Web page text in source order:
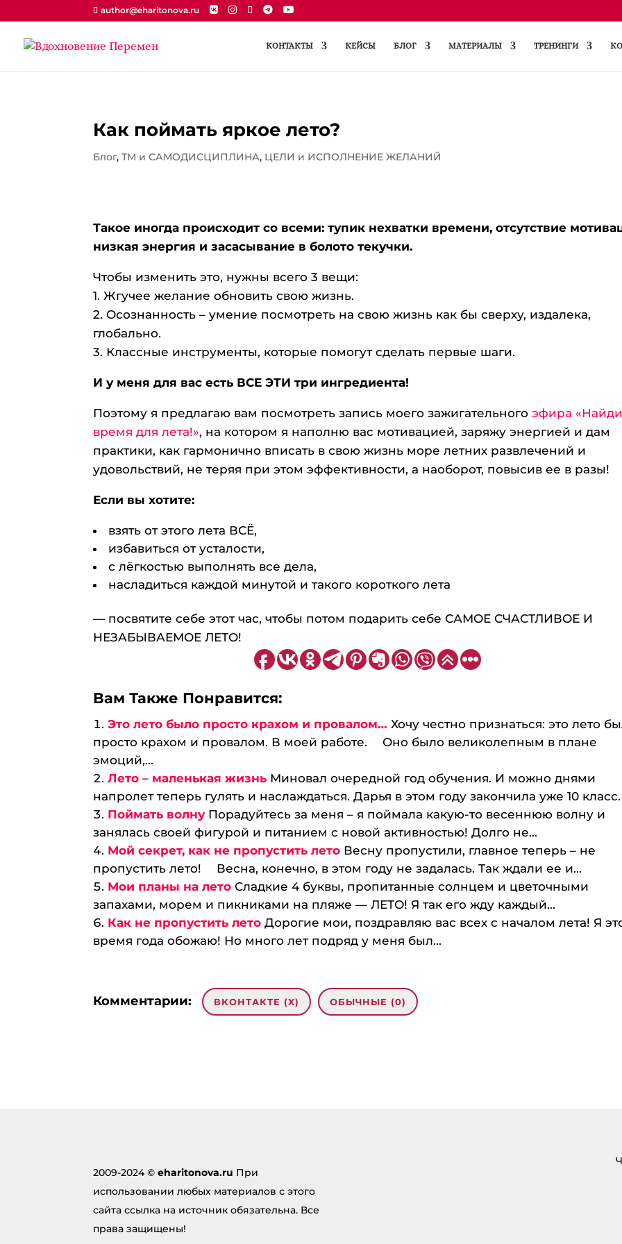
author@eharitonova.ru
КОНТАКТЫ КЕЙСЫ БЛОГ МАТЕРИАЛЫ ТРЕНИНГИ
Как поймать яркое лето?
Блог,ТМ и САМОДИСЦИПЛИНА, ЦЕЛИ и ИСПОЛНЕНИЕ ЖЕЛАНИЙ
Такое иногда происходит со всеми: тупик нехватки времени, отсутствие
низкая энергия и засасывание в болото текучки.
Чтобы изменить это, нужны всего 3 вещи:
1. Жгучее желание обновить свою жизнь.
2. Осознанность – умение посмотреть на свою жизнь как бы сверху, издалека,
глобально.
3. Классные инструменты, которые помогут сделать первые шаги.
И у меня для вас есть ВСЕ ЭТИ три ингредиента!
Поэтому я предлагаю вам посмотреть запись моего зажигательногоэфира «Найди
время для лета!», на котором я наполню вас мотивацией, заряжу энергией и дам
практики, как гармонично вписать в свою жизнь море летних развлечений и
удовольствий, не теряя при этом эффективности, а наоборот, повысив ее в разы!
Если вы хотите:
взять от этого лета ВСЁ,
избавиться от усталости,
с лёгкостью выполнять все дела,
насладиться каждой минутой и такого короткого лета
— посвятите себе этот час, чтобы потом подарить себе САМОЕ СЧАСТЛИВОЕ И
НЕЗАБЫВАЕМОЕ ЛЕТО!
Вам Также Понравится:
Это лето было просто крахом и провалом… Хочу честно признаться: это лето
просто крахом и провалом. В моей работе. ⠀ Оно было великолепным в плане
эмоций,...
Лето – маленькая жизнь Миновал очередной год обучения. И можно днями
напролет теперь гулять и наслаждаться. Дарья в этом году закончила уже 10
Поймать волну Порадуйтесь за меня – я поймала какую-то весеннюю волну и
занялась своей фигурой и питанием с новой активностью! Долго не...
Мой секрет, как не пропустить лето Весну пропустили, главное теперь – не
пропустить лето! ⠀ Весна, конечно, в этом году не задалась. Так ждали ее и...
Мои планы на лето Сладкие 4 буквы, пропитанные солнцем и цветочными
запахами, морем и пикниками на пляже — ЛЕТО! Я так его жду каждый...
Как не пропустить лето Дорогие мои, поздравляю вас всех с началом лета! Я
время года обожаю! Но много лет подряд у меня был...
Комментарии: ВКОНТАКТЕ (X) ОБЫЧНЫЕ (0)
ฟิล์มกรองแสง
2009-2024 ©eharitonova.ru При
использовании любых материалов с этого
сайта ссылка на источник обязательна. Все
права защищены!